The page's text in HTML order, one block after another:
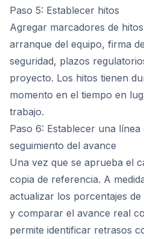
Paso 5: Establecer hitos
Agregar marcadores de
arranque del equipo, firma
seguridad, plazos
proyecto. Los hitos tienen
momento en el tiempo en
trabajo.
Paso 6: Establecer una
seguimiento del avance
Una vez que se aprueba el
copia de referencia. A
actualizar los porcentajes
y comparar el avance real
permite identificar retrasos